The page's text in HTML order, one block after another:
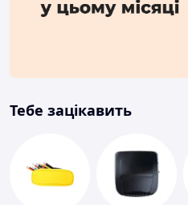
Тебе зацікавить